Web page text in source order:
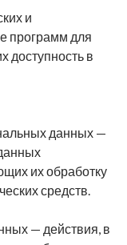
и
программ для
доступность в
данных —
их обработку
средств.
— действия, в